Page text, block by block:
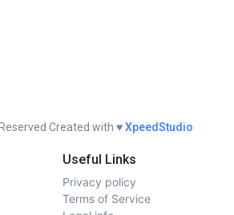
narzędzi
Reserved Created with ♥︎XpeedStudio
Useful Links
Privacy policy
Terms of Service